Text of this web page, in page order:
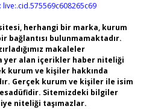
live:.cid.575569c608265c69
herhangi bir marka, kurum
bağlantısı bulunmamaktadır.
makaleler
yer alan içerikler haber niteliği
kurum ve kişiler hakkında
Gerçek kurum ve kişiler ile isim
Sitemizdeki bilgiler
niteliği taşımazlar.